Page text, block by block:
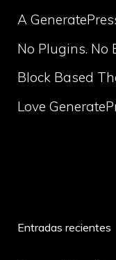
A
No Plugins. No
Block Based
Love
Entradas recientes